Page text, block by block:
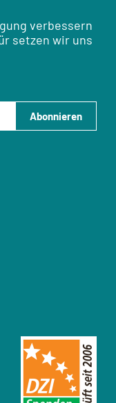
verbessern
setzen wir uns
Abonnieren